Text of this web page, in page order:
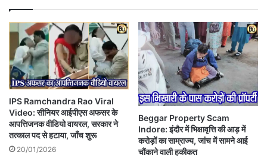
IPS Ramchandra Rao Viral
Video: सीनियर आईपीएस अफसर के
आपत्तिजनक वीडियो वायरल, सरकार ने
तत्काल पद से हटाया, जाँच शुरू
20/01/2026
Beggar Property Scam
Indore: इंदौर में भिक्षावृत्ति की आड़ में
करोड़ों का साम्राज्य, जांच में सामने आई
चौंकाने वाली हकीकत